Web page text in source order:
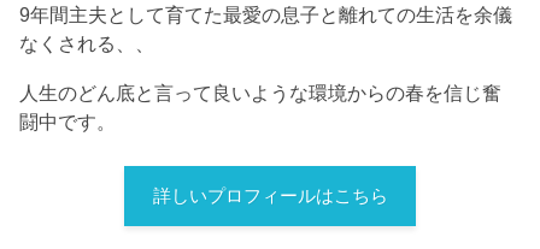
9年間主夫として育てた最愛の息子と離れての生活を余儀
なくされる、、
人生のどん底と言って良いような環境からの春を信じ奮
闘中です。
詳しいプロフィールはこちら